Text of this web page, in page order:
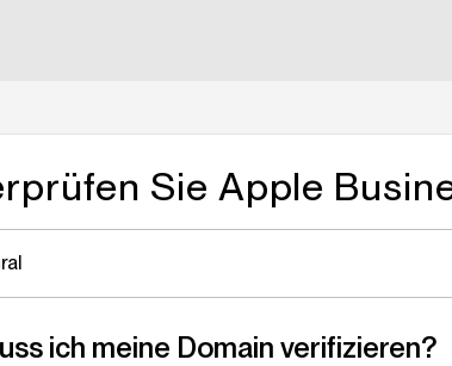
Sie Apple
ich meine Domain verifizieren?